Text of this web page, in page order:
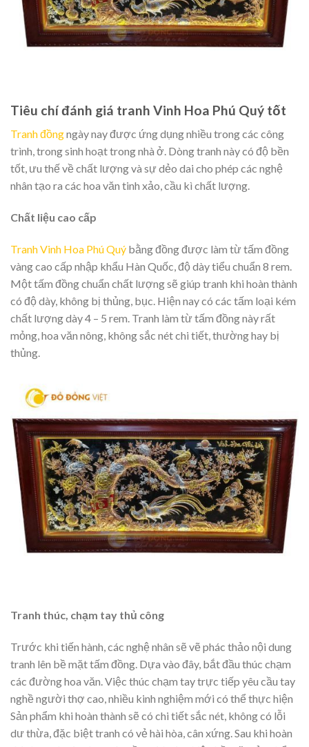
Tiêu chí đánh giá tranh Vinh Hoa Phú Quý tốt
Tranh đồngngày nay được ứng dụng nhiều trong các công
trình, trong sinh hoạt trong nhà ở. Dòng tranh này có độ bền
tốt, ưu thế về chất lượng và sự dẻo dai cho phép các nghệ
nhân tạo ra các hoa văn tinh xảo, cầu kì chất lượng.
Chất liệu cao cấp
Tranh Vinh Hoa Phú Quý bằng đồng được làm từ tấm đồng
vàng cao cấp nhập khẩu Hàn Quốc, độ dày tiểu chuẩn 8 rem.
Một tấm đồng chuẩn chất lượng sẽ giúp tranh khi hoàn thành
có độ dày, không bị thủng, bục. Hiện nay có các tấm loại kém
chất lượng dày 4 – 5 rem. Tranh làm từ tấm đồng này rất
mỏng, hoa văn nông, không sắc nét chi tiết, thường hay bị
thủng.
Tranh thúc, chạm tay thủ công
Trước khi tiến hành, các nghệ nhân sẽ vẽ phác thảo nội dung
tranh lên bề mặt tấm đồng. Dựa vào đây, bắt đầu thúc chạm
các đường hoa văn. Việc thúc chạm tay trực tiếp yêu cầu tay
nghề người thợ cao, nhiều kinh nghiệm mới có thể thực hiện
Sản phẩm khi hoàn thành sẽ có chi tiết sắc nét, không có lỗi
dư thừa, đặc biệt tranh có vẻ hài hòa, cân xứng. Sau khi hoàn